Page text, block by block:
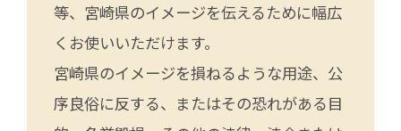
等、宮崎県のイメージを伝えるために幅広
くお使いいただけます。
宮崎県のイメージを損ねるような用途、公
序良俗に反する、またはその恐れがある目